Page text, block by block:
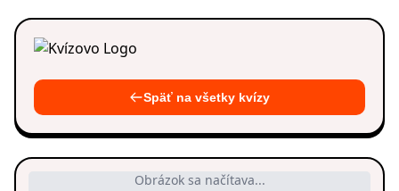
Späť na všetky kvízy
Obrázok sa načítava...